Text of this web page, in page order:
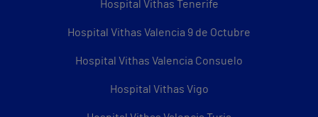
Hospital Vithas Tenerife
Hospital Vithas Valencia 9 de Octubre
Hospital Vithas Valencia Consuelo
Hospital Vithas Vigo